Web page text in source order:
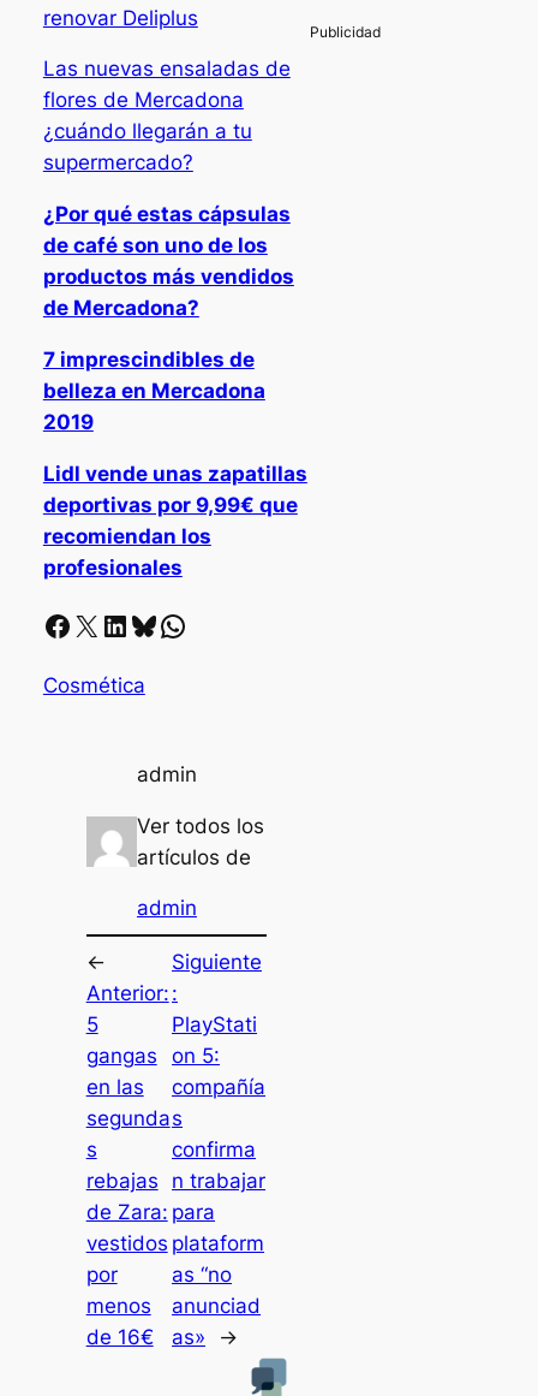
renovar Deliplus
Las nuevas ensaladas de
flores de Mercadona
¿cuándo llegarán a tu
supermercado?
¿Por qué estas cápsulas
de café son uno de los
productos más vendidos
de Mercadona?
7 imprescindibles de
belleza en Mercadona
2019
Lidl vende unas zapatillas
deportivas por 9,99€ que
recomiendan los
profesionales
Facebook X LinkedIn Bluesky Whatsapp
Cosmética
admin
Ver todos los
artículos de
admin
←
Anterior:
5
gangas
en las
segunda
s
rebajas
de Zara:
vestidos
por
menos
de 16€
Siguiente
:
PlayStati
on 5:
compañía
s
confirma
n trabajar
para
plataform
as “no
anunciad
as»
→